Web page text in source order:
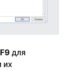
для
их